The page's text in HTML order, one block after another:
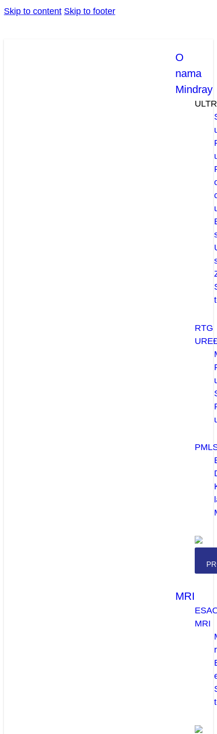
Skip to content Skip to footer
O
nama
Mindray
RTG
MRI
MRI